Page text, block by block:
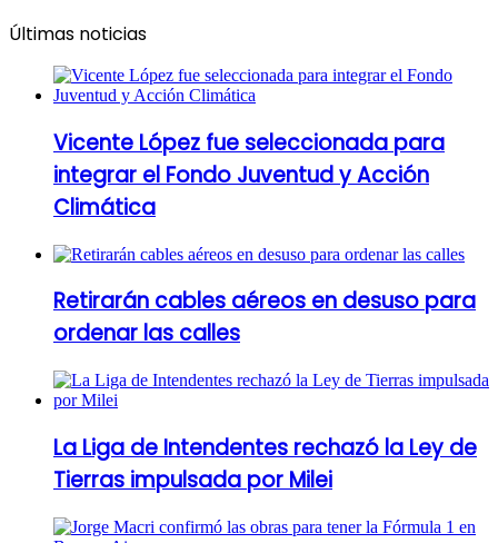
Últimas noticias
Vicente López fue seleccionada para
integrar el Fondo Juventud y Acción
Climática
Retirarán cables aéreos en desuso para
ordenar las calles
La Liga de Intendentes rechazó la Ley de
Tierras impulsada por Milei